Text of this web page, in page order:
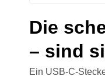
Die
– sind
Ein USB-C-